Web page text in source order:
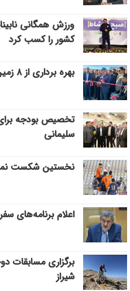
ورزش همگانی
کشور را کسب کرد
بهره برداری از ۸ زمین ورزشی در شهرستان‌های فارس
سلیمانی
نخستین شکست
اعلام برنامه‌های
برگزاری مسابقات
شیراز